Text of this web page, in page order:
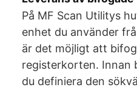
På MF Scan Utilitys
enhet du använder
är det möjligt att
registerkorten. Innan
du definiera den